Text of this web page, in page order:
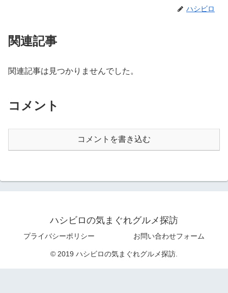
ハシビロ
関連記事
関連記事は見つかりませんでした。
コメント
コメントを書き込む
ハシビロの気まぐれグルメ探訪
プライバシーポリシー お問い合わせフォーム
© 2019 ハシビロの気まぐれグルメ探訪.